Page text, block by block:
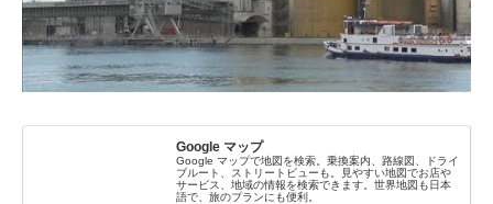
Google マップ
Google マップで地図を検索。乗換案内、路線図、ドライ
ブルート、ストリートビューも。見やすい地図でお店や
サービス、地域の情報を検索できます。世界地図も日本
語で、旅のプランにも便利。